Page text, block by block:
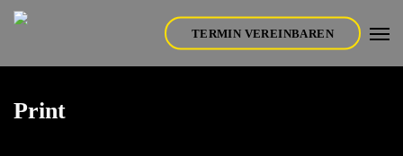
Skip
TERMIN VEREINBAREN
Print